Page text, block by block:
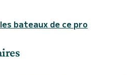
bateaux de ce pro